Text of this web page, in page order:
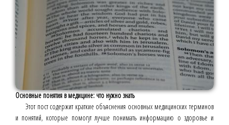
Основные понятия в медицине: что нужно знать
Этот пост содержит краткие объяснения основных медицинских терминов
и понятий, которые помогут лучше понимать информацию о здоровье и